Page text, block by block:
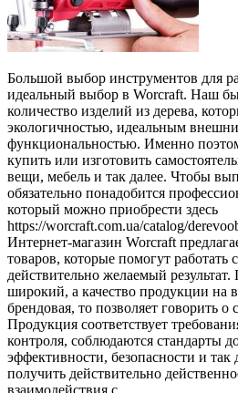
Большой выбор инструментов для
идеальный выбор в Worcraft. Наш
количество изделий из дерева,
экологичностью, идеальным
функциональностью. Именно
купить или изготовить
вещи, мебель и так далее. Чтобы
обязательно понадобится
который можно приобрести здесь
https://worcraft.com.ua/catalog/
Интернет-магазин Worcraft
товаров, которые помогут работать
действительно желаемый результат.
широкий, а качество продукции на
брендовая, то позволяет говорить
Продукция соответствует
контроля, соблюдаются стандарты
эффективности, безопасности и
получить действительно
взаимодействия с…